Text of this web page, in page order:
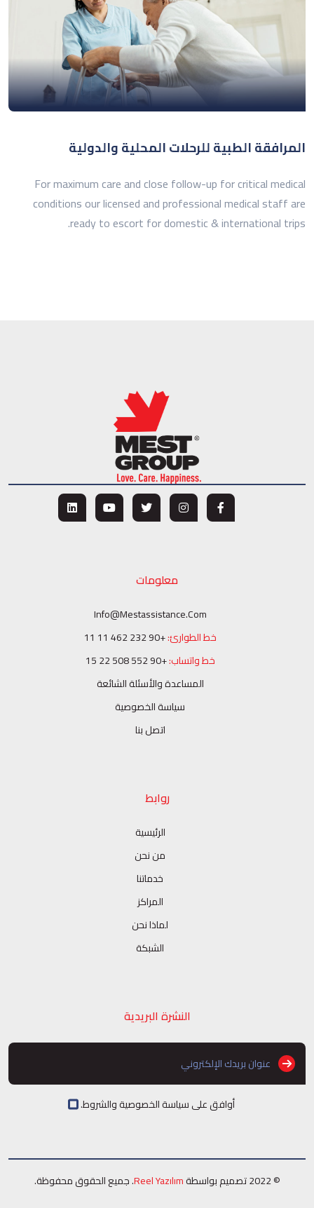
المرافقة الطبية للرحلات المحلية والدولية
For maximum care and close follow-up for critical medical
conditions our licensed and professional medical staff are
ready to escort for domestic & international trips.
معلومات
Info@mestassistance.com
خط الطوارئ:+90 232 462 11 11
خط واتساب:+90 552 508 22 15
المساعدة والأسئلة الشائعة
سياسة الخصوصية
اتصل بنا
روابط
الرئيسية
من نحن
خدماتنا
المراكز
لماذا نحن
الشبكة
النشرة البريدية
أوافق على سياسة الخصوصية والشروط.
© 2022 تصميم بواسطة Reel Yazılım. جميع الحقوق محفوظة.